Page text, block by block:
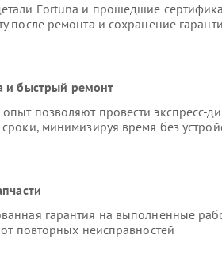
Fortuna и прошедшие
после ремонта и сохранение
и быстрый ремонт
позволяют провести экспресс-
минимизируя время без
гарантия на выполненные
повторных неисправностей